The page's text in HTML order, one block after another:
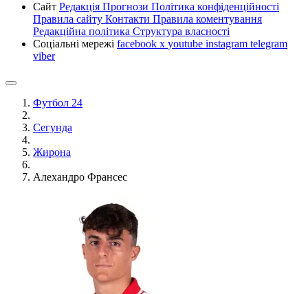
Сайт Редакція Прогнози Політика конфіденційності
Правила сайту Контакти Правила коментування
Редакційна політика Структура власності
Соціальні мережі facebook x youtube instagram telegram
viber
Футбол 24
Сегунда
Жирона
Алехандро Франсес